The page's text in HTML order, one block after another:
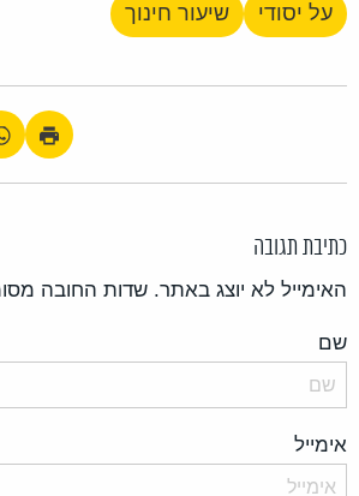
על יסודי שיעור חינוך
כתיבת תגובה
האימייל לא יוצג באתר. שדות החובה
שם
אימייל